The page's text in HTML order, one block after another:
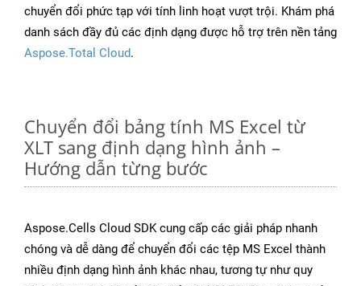
chuyển đổi phức tạp với tính linh hoạt vượt trội. Khám phá
danh sách đầy đủ các định dạng được hỗ trợ trên nền tảng
Aspose.Total Cloud.
Chuyển đổi bảng tính MS Excel từ
XLT sang định dạng hình ảnh –
Hướng dẫn từng bước
Aspose.Cells Cloud SDK cung cấp các giải pháp nhanh
chóng và dễ dàng để chuyển đổi các tệp MS Excel thành
nhiều định dạng hình ảnh khác nhau, tương tự như quy